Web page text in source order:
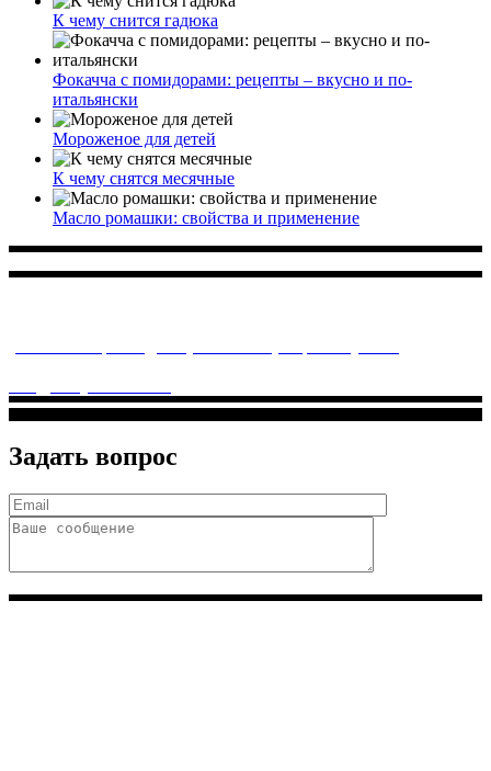
К чему снится гадюка
Фокачча с помидорами: рецепты – вкусно и по-
итальянски
Мороженое для детей
К чему снятся месячные
Масло ромашки: свойства и применение
Задать вопрос